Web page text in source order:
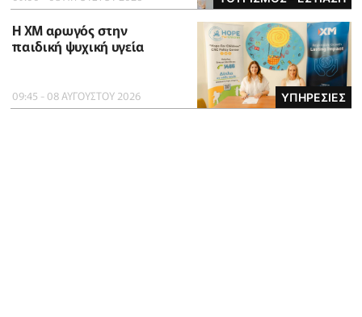
ΥΠΗΡΕΣΙΕΣ
Η XM αρωγός στην
παιδική ψυχική υγεία
09:45 - 08 ΑΥΓΟΥΣΤΟΥ 2026